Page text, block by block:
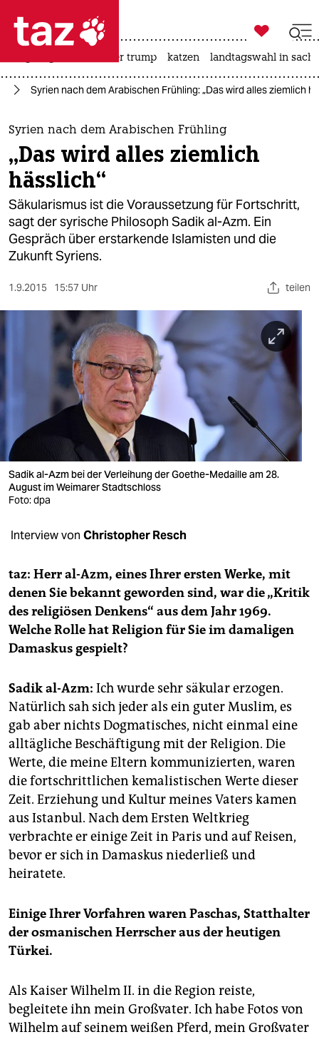
 taz zahl ich
taz zahl ich
themen
politik
öko
gesellschaft
kultur
sport
wahrheit
verlag
verlag
veranstaltungen
shop
fragen & hilfe
abo
genossenschaft
epaper login

taz zahl ich
usa unter trump katzen landtagswahl in
Syrien nach dem Arabischen Frühling: „Das wird alles ziemlich
Syrien nach dem Arabischen Frühling
„Das wird alles ziemlich
hässlich“
Säkularismus ist die Voraussetzung für Fortschritt,
sagt der syrische Philosoph Sadik al-Azm. Ein
Gespräch über erstarkende Islamisten und die
Zukunft Syriens.
1.9.2015 15:57 Uhr teilen
Sadik al-Azm bei der Verleihung der Goethe-Medaille am 28.
August im Weimarer Stadtschloss
Foto: dpa
Interview von Christopher Resch
taz: Herr al-Azm, eines Ihrer ersten Werke, mit
denen Sie bekannt geworden sind, war die „Kritik
des religiösen Denkens“ aus dem Jahr 1969.
Welche Rolle hat Religion für Sie im damaligen
Damaskus gespielt?
Sadik al-Azm: Ich wurde sehr säkular erzogen.
Natürlich sah sich jeder als ein guter Muslim, es
gab aber nichts Dogmatisches, nicht einmal eine
alltägliche Beschäftigung mit der Religion. Die
Werte, die meine Eltern kommunizierten, waren
die fortschrittlichen kemalistischen Werte dieser
Zeit. Erziehung und Kultur meines Vaters kamen
aus Istanbul. Nach dem Ersten Weltkrieg
verbrachte er einige Zeit in Paris und auf Reisen,
bevor er sich in Damaskus niederließ und
heiratete.
Einige Ihrer Vorfahren waren Paschas, Statthalter
der osmanischen Herrscher aus der heutigen
Türkei.
Als Kaiser Wilhelm II. in die Region reiste,
begleitete ihn mein Großvater. Ich habe Fotos von
Wilhelm auf seinem weißen Pferd, mein Großvater